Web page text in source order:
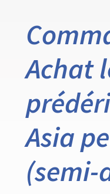
Achat
Asia
(semi-